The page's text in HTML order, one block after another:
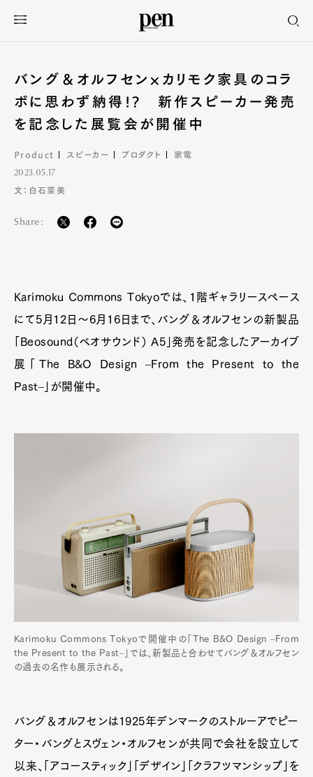
バング＆オルフセン×カリモク家具のコラ
ボに思わず納得!? 新作スピーカー発売
を記念した展覧会が開催中
Product スピーカー プロダクト 家電
2023.05.17
文：白石菜美
Share:
Karimoku Commons Tokyoでは、1階ギャラリースぺース
にて5月12日〜6月16日まで、バング＆オルフセンの新製品
「Beosound（ベオサウンド） A5」発売を記念したアーカイブ
展「The B&O Design ‒From the Present to the
Past‒」が開催中。
Karimoku Commons Tokyoで開催中の「The B&O Design ‒From
the Present to the Past‒」では、新製品と合わせてバング＆オルフセン
の過去の名作も展示される。
バング＆オルフセンは1925年デンマークのストルーアでピー
ター・バングとスヴェン・オルフセンが共同で会社を設立して
以来、「アコースティック」「デザイン」「クラフツマンシップ」を